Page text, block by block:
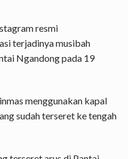
resmi
terjadinya musibah
Ngandong pada 19
menggunakan kapal
sudah terseret ke tengah